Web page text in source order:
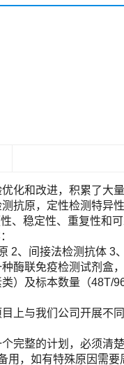
化和改进，积累了大
抗原，定性检测特异
、稳定性、重复性和
2、间接法检测抗体 3
酶联免疫检测试剂
）及标本数量（48T/
上与我们公司开展不
完整的计划，必须清
用，如有特殊原因需